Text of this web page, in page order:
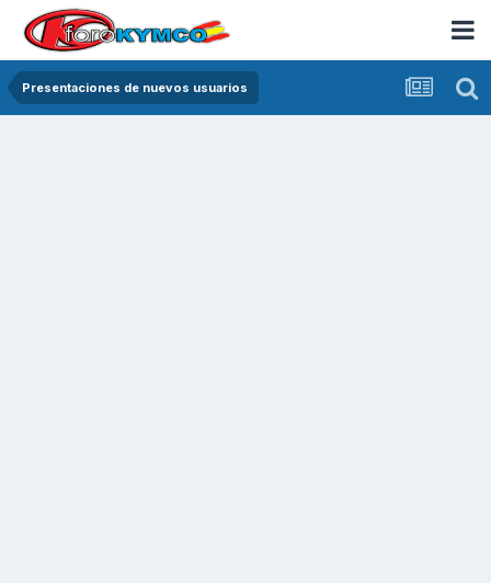
Presentaciones de nuevos usuarios